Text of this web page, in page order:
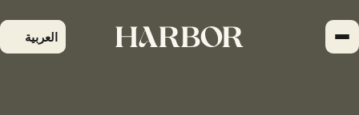
إلى
المحتوى
العربية